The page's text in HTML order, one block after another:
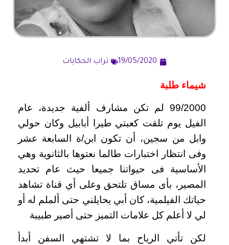
19/05/2020 تراب الحكايات
شيماء طلبة
99/2000 لم تكن مشارف ألفية جديدة، عام
الفيل يوم تلقت كعبتي طيرا أبابيل وكان حولي
وابل من سجين، أن تكون ابن/ة السابعة عشر
وفى انتظار اختبارات طالما نعتوها بالثانوية وهي
الأساسية فى حيواتنا جميعا حيث عام تحديد
المصير، بأى مساق تلتحق وعلى أي قناة تشاهد
حياتك الفيلمية، كان أبي يحايلني حتى ألملم له أو
لي لا أعلم كل علامات التميز حتى أصير طبيبة
لكن تأتي الرياح بما لا تشتهي السفن أبدأ